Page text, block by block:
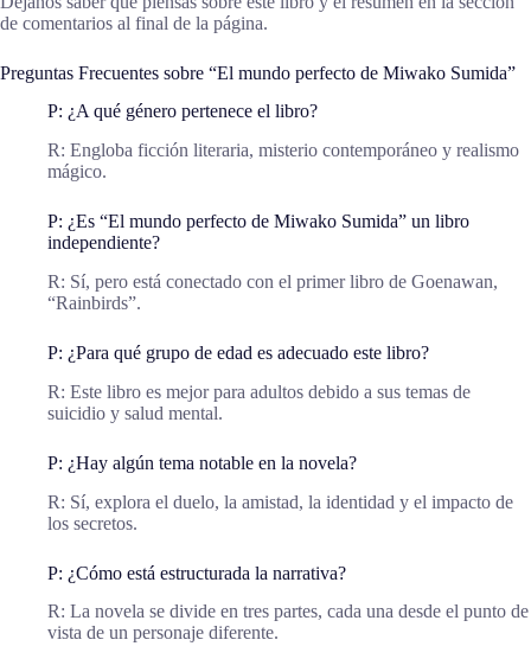
de comentarios al final de la página.
Preguntas Frecuentes sobre “El mundo perfecto de Miwako Sumida”
P: ¿A qué género pertenece el libro?
R: Engloba ficción literaria, misterio contemporáneo y realismo
mágico.
P: ¿Es “El mundo perfecto de Miwako Sumida” un libro
independiente?
R: Sí, pero está conectado con el primer libro de Goenawan,
“Rainbirds”.
P: ¿Para qué grupo de edad es adecuado este libro?
R: Este libro es mejor para adultos debido a sus temas de
suicidio y salud mental.
P: ¿Hay algún tema notable en la novela?
R: Sí, explora el duelo, la amistad, la identidad y el impacto de
los secretos.
P: ¿Cómo está estructurada la narrativa?
R: La novela se divide en tres partes, cada una desde el punto de
vista de un personaje diferente.